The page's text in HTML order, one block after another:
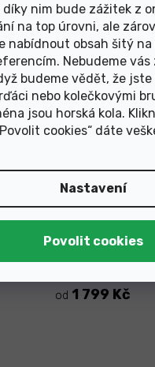
díky nim bude zážitek z
na top úrovni, ale
nabídnout obsah šitý
Nebudeme
budeme vědět, že
nebo kolečkovými
jsou horská kola.
cookies“ dáte
Nastavení
Skladem
od 1 799 Kč